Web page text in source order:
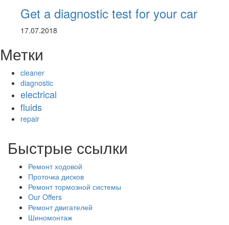
Get a diagnostic test for your car
17.07.2018
Метки
cleaner
diagnostic
electrical
fluids
repair
Быстрые ссылки
Ремонт ходовой
Проточка дисков
Ремонт тормозной системы
Our Offers
Ремонт двигателей
Шиномонтаж